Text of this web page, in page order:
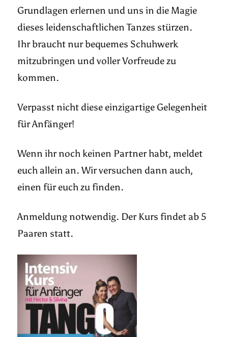
Grundlagen erlernen und uns in die Magie
dieses leidenschaftlichen Tanzes stürzen.
Ihr braucht nur bequemes Schuhwerk
mitzubringen und voller Vorfreude zu
kommen.
Verpasst nicht diese einzigartige Gelegenheit
für Anfänger!
Wenn ihr noch keinen Partner habt, meldet
euch allein an. Wir versuchen dann auch,
einen für euch zu finden.
Anmeldung notwendig. Der Kurs findet ab 5
Paaren statt.